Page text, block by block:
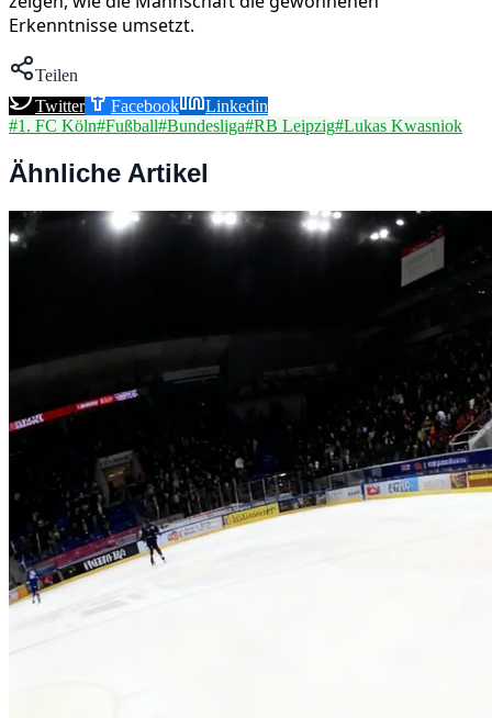
Erkenntnisse umsetzt.
Teilen
Twitter
Facebook
Linkedin
#1. FC Köln#Fußball#Bundesliga#RB Leipzig#Lukas Kwasniok
Ähnliche Artikel